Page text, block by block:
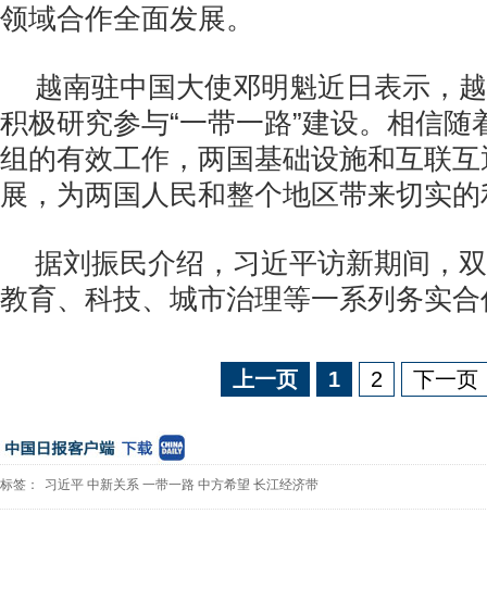
领域合作全面发展。
越南驻中国大使邓明魁近日表示，
积极研究参与“一带一路”建设。相信随
组的有效工作，两国基础设施和互联
展，为两国人民和整个地区带来切实
据刘振民介绍，习近平访新期间，
教育、科技、城市治理等一系列务实
上一页 1 2 下一页
标签： 习近平 中新关系 一带一路 中方希望 长江经济带